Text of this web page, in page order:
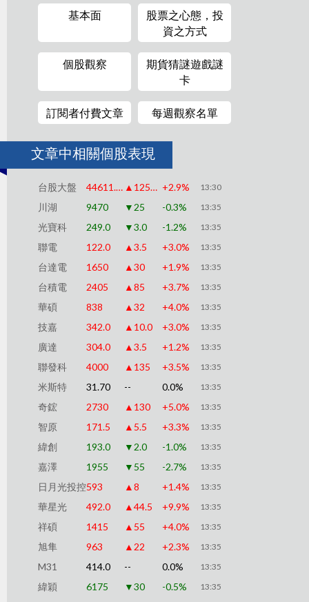
基本面
股票之心態，投
資之方式
個股觀察
期貨猜謎遊戲謎
卡
訂閱者付費文章 每週觀察名單
文章中相關個股表現
台股大盤 44611.60 ▲1250.94 +2.9% 13:30
川湖 9470 ▼25 -0.3% 13:35
光寶科 249.0 ▼3.0 -1.2% 13:35
聯電 122.0 ▲3.5 +3.0% 13:35
台達電 1650 ▲30 +1.9% 13:35
台積電 2405 ▲85 +3.7% 13:35
華碩 838 ▲32 +4.0% 13:35
技嘉 342.0 ▲10.0 +3.0% 13:35
廣達 304.0 ▲3.5 +1.2% 13:35
聯發科 4000 ▲135 +3.5% 13:35
米斯特 31.70 -- 0.0% 13:35
奇鋐 2730 ▲130 +5.0% 13:35
智原 171.5 ▲5.5 +3.3% 13:35
緯創 193.0 ▼2.0 -1.0% 13:35
嘉澤 1955 ▼55 -2.7% 13:35
日月光投控593 ▲8 +1.4% 13:35
華星光 492.0 ▲44.5 +9.9% 13:35
祥碩 1415 ▲55 +4.0% 13:35
旭隼 963 ▲22 +2.3% 13:35
M31 414.0 -- 0.0% 13:35
緯穎 6175 ▼30 -0.5% 13:35